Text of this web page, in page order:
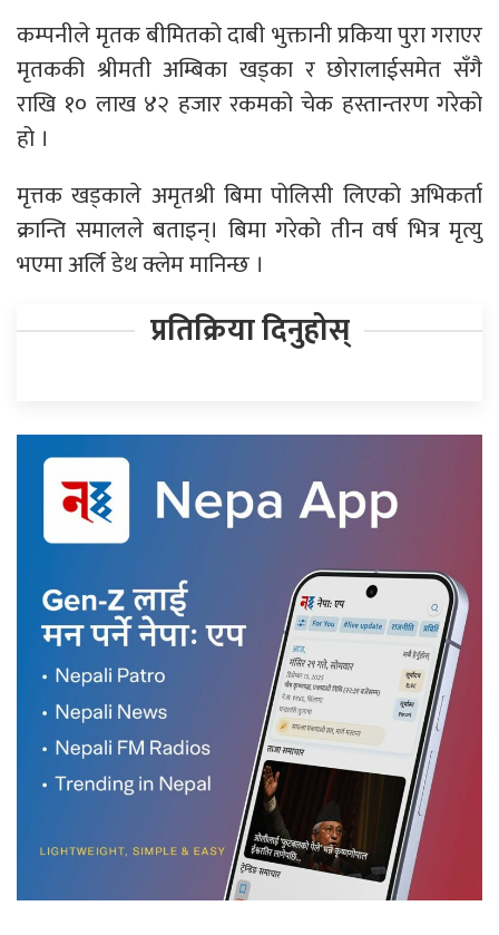
कम्पनीले मृतक बीमितको दाबी भुक्तानी प्रकिया पुरा गराएर
मृतककी श्रीमती अम्बिका खड्का र छोरालाईसमेत सँगै
राखि १० लाख ४२ हजार रकमको चेक हस्तान्तरण गरेको
हो ।
मृत्तक खड्काले अमृतश्री बिमा पोलिसी लिएको अभिकर्ता
क्रान्ति समालले बताइन्। बिमा गरेको तीन वर्ष भित्र मृत्यु
भएमा अर्लि डेथ क्लेम मानिन्छ ।
प्रतिक्रिया दिनुहोस्